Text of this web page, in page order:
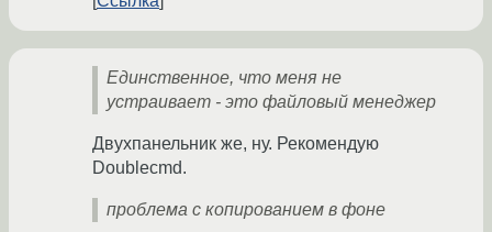
Единственное, что меня не
устраивает - это файловый менеджер
Двухпанельник же, ну. Рекомендую
Doublecmd.
проблема с копированием в фоне